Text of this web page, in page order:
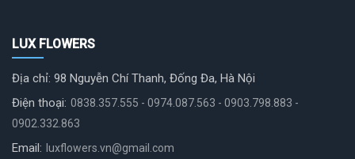
LUX FLOWERS
Địa chỉ: 98 Nguyễn Chí Thanh, Đống Đa, Hà Nội
Điện thoại: 0838.357.555 - 0974.087.563 - 0903.798.883 -
0902.332.863
Email: luxflowers.vn@gmail.com